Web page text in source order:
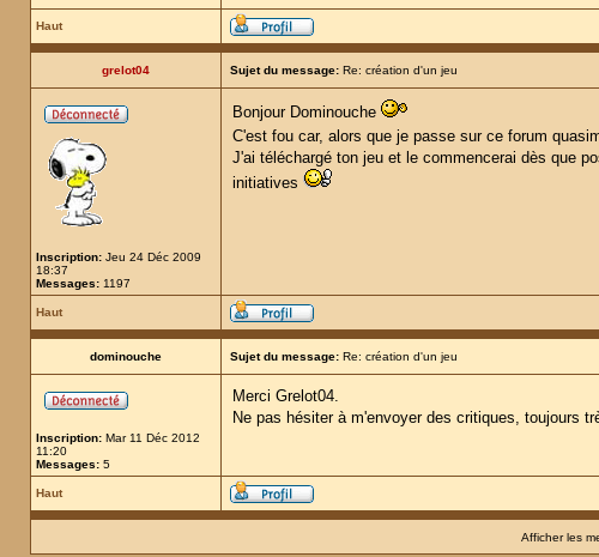
Haut
grelot04 Sujet du message: Re: création d'un jeu
Inscription: Jeu 24 Déc 2009
18:37
Messages: 1197
Bonjour Dominouche
C'est fou car, alors que je passe sur ce forum
J'ai téléchargé ton jeu et le commencerai dès que
initiatives
Haut
dominouche Sujet du message: Re: création d'un jeu
Inscription: Mar 11 Déc 2012
11:20
Messages: 5
Merci Grelot04.
Ne pas hésiter à m'envoyer des critiques, toujours
Haut
Afficher les